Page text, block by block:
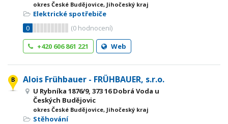
okres České Budějovice, Jihočeský kraj
Elektrické spotřebiče
0
(0 hodnocení)
+420 606 861 221
Web
Alois Frühbauer - FRÜHBAUER, s.r.o.
U Rybníka 1876/9, 373 16 Dobrá Voda u
Českých Budějovic
okres České Budějovice, Jihočeský kraj
Stěhování